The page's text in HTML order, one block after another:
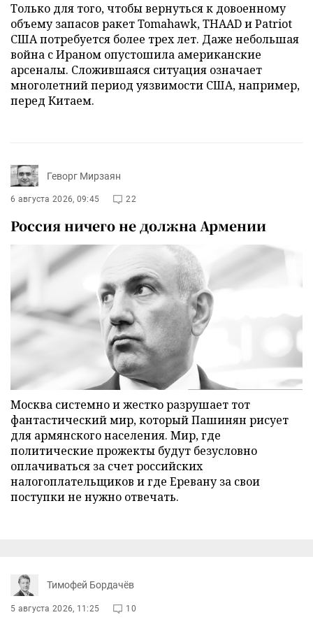
Только для того, чтобы вернуться к довоенному
объему запасов ракет Tomahawk, THAAD и Patriot
США потребуется более трех лет. Даже небольшая
война с Ираном опустошила американские
арсеналы. Сложившаяся ситуация означает
многолетний период уязвимости США, например,
перед Китаем.
Геворг Мирзаян
6 августа 2026, 09:45 22
Россия ничего не должна Армении
Москва системно и жестко разрушает тот
фантастический мир, который Пашинян рисует
для армянского населения. Мир, где
политические прожекты будут безусловно
оплачиваться за счет российских
налогоплательщиков и где Еревану за свои
поступки не нужно отвечать.
Тимофей Бордачёв
5 августа 2026, 11:25 10